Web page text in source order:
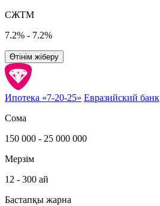
СЖТМ
7.2% - 7.2%
Өтінім жіберу
Ипотека «7-20-25» Евразийский банк
Сома
150 000 - 25 000 000
Мерзім
12 - 300 ай
Бастапқы жарна